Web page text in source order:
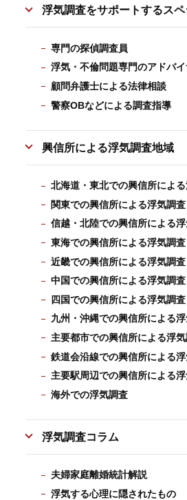
浮気調査をサポートするスペ
専門の探偵調査員
浮気・不倫問題専門のアドバ
顧問弁護士による法律相談
警察OBなどによる調査指導
興信所による浮気調査地域
北海道・東北での興信所によ
関東での興信所による浮気調査
信越・北陸での興信所による
東海での興信所による浮気調査
近畿での興信所による浮気調査
中国での興信所による浮気調査
四国での興信所による浮気調査
九州・沖縄での興信所による
主要都市での興信所による浮
鉄道会沿線での興信所による
主要駅周辺での興信所による
海外での浮気調査
浮気調査コラム
夫婦家庭離婚統計解説
浮気する心理に隠されたもの